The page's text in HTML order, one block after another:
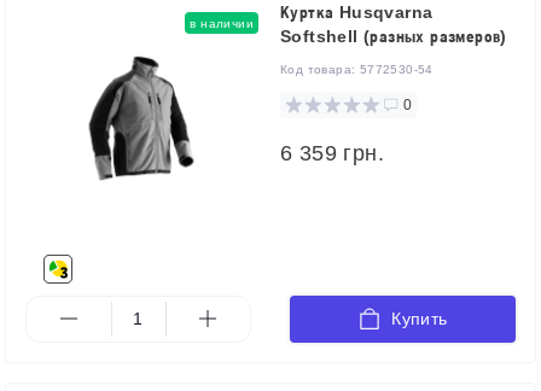
в наличии
Куртка Husqvarna
Softshell (разных размеров)
Код товара: 5772530-54
0
6 359 грн.
Купить